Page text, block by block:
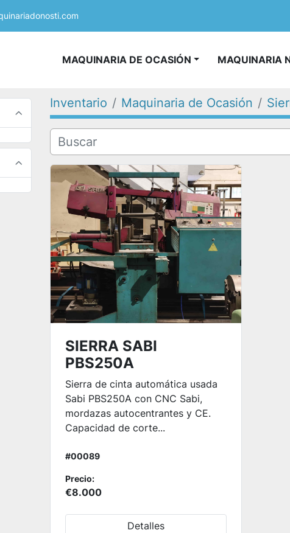
MAQUINARIA
MAQUINARIA DE OCASIÓN
Inventario Maquinaria de Ocasión
SIERRA SABI
PBS250A
Sierra de cinta automática usada
Sabi PBS250A con CNC Sabi,
mordazas autocentrantes y CE.
Capacidad de corte...
#00089
Precio:
€8.000
Detalles